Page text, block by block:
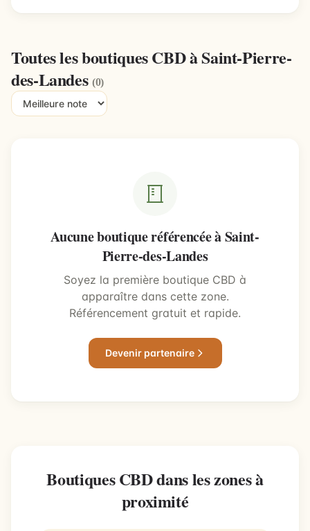
Toutes les boutiques CBD à Saint-Pierre-
des-Landes(0)
Aucune boutique référencée à Saint-
Pierre-des-Landes
Soyez la première boutique CBD à
apparaître dans cette zone.
Référencement gratuit et rapide.
Devenir partenaire
Boutiques CBD dans les zones à
proximité